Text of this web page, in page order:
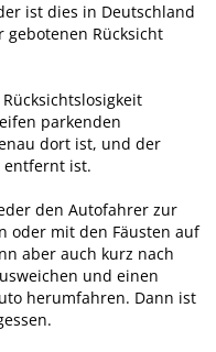
ist dies in Deutschland
gebotenen Rücksicht
parkenden
dort ist, und der
entfernt ist.
den Autofahrer zur
oder mit den Fäusten auf
aber auch kurz nach
und einen
herumfahren. Dann ist